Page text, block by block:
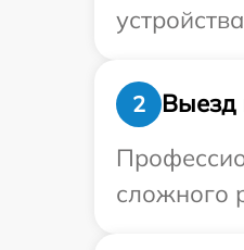
2
Выезд
сложного